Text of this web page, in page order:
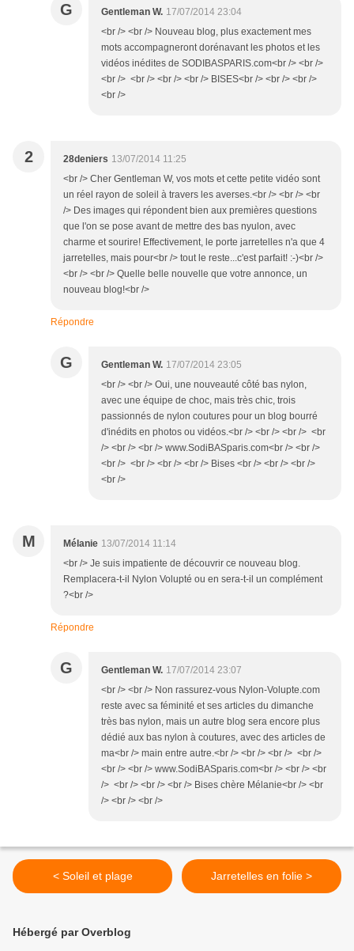
G Gentleman W. 17/07/2014 23:04
<br /> <br /> Nouveau blog, plus exactement mes
mots accompagneront dorénavant les photos et les
vidéos inédites de SODIBASPARIS.com<br /> <br />
<br /> <br /> <br /> <br /> BISES<br /> <br /> <br />
<br />
2 28deniers 13/07/2014 11:25
<br /> Cher Gentleman W, vos mots et cette petite vidéo sont
un réel rayon de soleil à travers les averses.<br /> <br /> <br
/> Des images qui répondent bien aux premières questions
que l'on se pose avant de mettre des bas nyulon, avec
charme et sourire! Effectivement, le porte jarretelles n'a que 4
jarretelles, mais pour<br /> tout le reste...c'est parfait! :-)<br />
<br /> <br /> Quelle belle nouvelle que votre annonce, un
nouveau blog!<br />
Répondre
G Gentleman W. 17/07/2014 23:05
<br /> <br /> Oui, une nouveauté côté bas nylon,
avec une équipe de choc, mais très chic, trois
passionnés de nylon coutures pour un blog bourré
d'inédits en photos ou vidéos.<br /> <br /> <br /> <br
/> <br /> <br /> www.SodiBASparis.com<br /> <br />
<br /> <br /> <br /> <br /> Bises <br /> <br /> <br />
<br />
M Mélanie 13/07/2014 11:14
<br /> Je suis impatiente de découvrir ce nouveau blog.
Remplacera-t-il Nylon Volupté ou en sera-t-il un complément
?<br />
Répondre
G Gentleman W. 17/07/2014 23:07
<br /> <br /> Non rassurez-vous Nylon-Volupte.com
reste avec sa féminité et ses articles du dimanche
très bas nylon, mais un autre blog sera encore plus
dédié aux bas nylon à coutures, avec des articles de
ma<br /> main entre autre.<br /> <br /> <br /> <br />
<br /> <br /> www.SodiBASparis.com<br /> <br /> <br
/> <br /> <br /> <br /> Bises chère Mélanie<br /> <br
/> <br /> <br />
< Soleil et plage Jarretelles en folie >
Hébergé par Overblog